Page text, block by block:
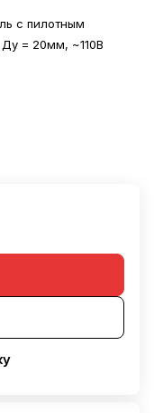
с пилотным
= 20мм, ~110В